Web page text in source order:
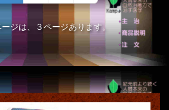
ジは、３ページあります。